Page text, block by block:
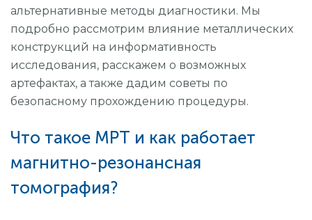
альтернативные методы диагностики. Мы
подробно рассмотрим влияние металлических
конструкций на информативность
исследования, расскажем о возможных
артефактах, а также дадим советы по
безопасному прохождению процедуры.
Что такое МРТ и как работает
магнитно-резонансная
томография?